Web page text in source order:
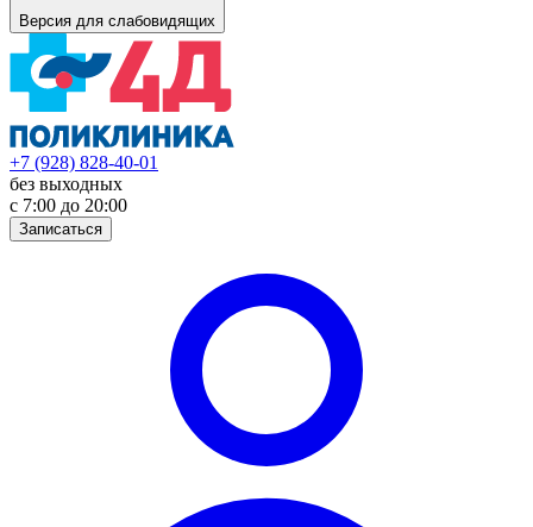
Версия для слабовидящих
+7 (928) 828-40-01
без выходных
с 7:00 до 20:00
Записаться